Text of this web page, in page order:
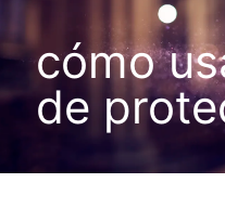
cómo
de